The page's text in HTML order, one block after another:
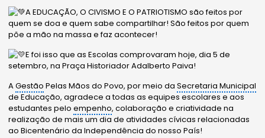
A EDUCAÇÃO, O CIVISMO E O PATRIOTISMO são feitos por
quem se doa e quem sabe compartilhar! São feitos por quem
põe a mão na massa e faz acontecer!
E foi isso que as Escolas comprovaram hoje, dia 5 de
setembro, na Praça Historiador Adalberto Paiva!
AGestão Pelas Mãos do Povo, por meio daSecretaria Municipal
de Educação, agradece a todas as equipes escolares e aos
estudantes peloempenho, colaboração e criatividade na
realização de mais um dia de atividades cívicasrelacionadas
ao Bicentenário da Independência do nosso País!